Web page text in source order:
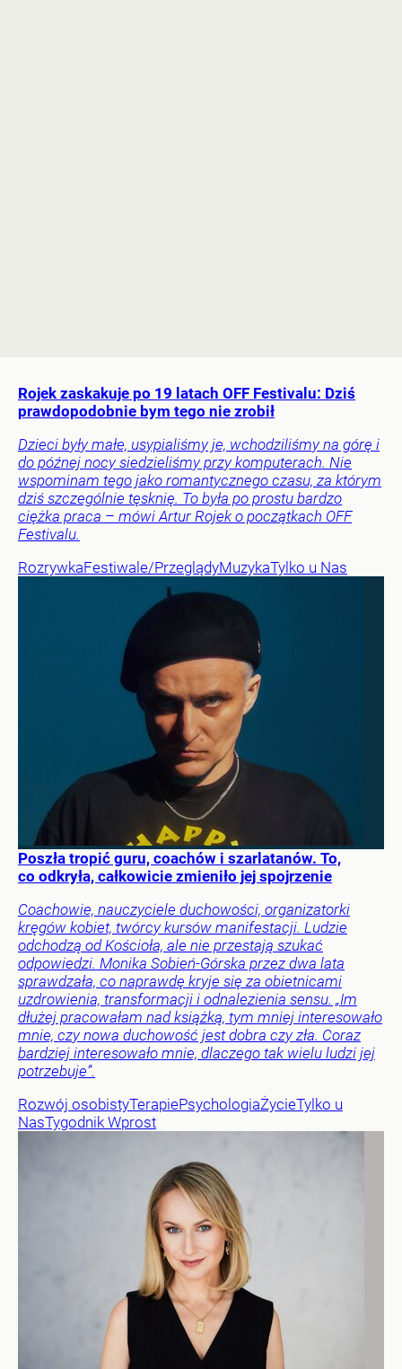
Rojek zaskakuje po 19 latach OFF Festivalu: Dziś
prawdopodobnie bym tego nie zrobił
Dzieci były małe, usypialiśmy je, wchodziliśmy na górę i
do późnej nocy siedzieliśmy przy komputerach. Nie
wspominam tego jako romantycznego czasu, za którym
dziś szczególnie tęsknię. To była po prostu bardzo
ciężka praca – mówi Artur Rojek o początkach OFF
Festivalu.
RozrywkaFestiwale/PrzeglądyMuzykaTylko u Nas
Poszła tropić guru, coachów i szarlatanów. To,
co odkryła, całkowicie zmieniło jej spojrzenie
Coachowie, nauczyciele duchowości, organizatorki
kręgów kobiet, twórcy kursów manifestacji. Ludzie
odchodzą od Kościoła, ale nie przestają szukać
odpowiedzi. Monika Sobień-Górska przez dwa lata
sprawdzała, co naprawdę kryje się za obietnicami
uzdrowienia, transformacji i odnalezienia sensu. „Im
dłużej pracowałam nad książką, tym mniej interesowało
mnie, czy nowa duchowość jest dobra czy zła. Coraz
bardziej interesowało mnie, dlaczego tak wielu ludzi jej
potrzebuje”.
Rozwój osobistyTerapiePsychologiaŻycieTylko u
NasTygodnik Wprost